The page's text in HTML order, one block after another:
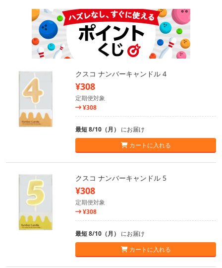
クスコ ナンバーキャンドル 4
¥308
定期便対象
¥308
最短 8/10（月） にお届け
カートに入れる
クスコ ナンバーキャンドル 5
¥308
定期便対象
¥308
最短 8/10（月） にお届け
カートに入れる